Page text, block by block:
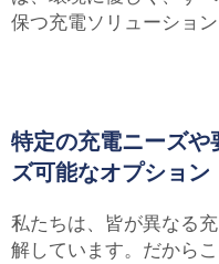
保つ充電ソリューショ
特定の充電ニーズや
ズ可能なオプション
私たちは、皆が異なる
解しています。だから